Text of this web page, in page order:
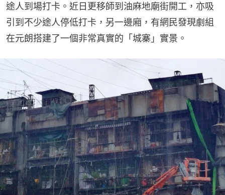
途人到場打卡。近日更移師到油麻地廟街開工，亦吸
引到不少途人停低打卡，另一邊廂，有網民發現劇組
在元朗搭建了一個非常真實的「城寨」實景。